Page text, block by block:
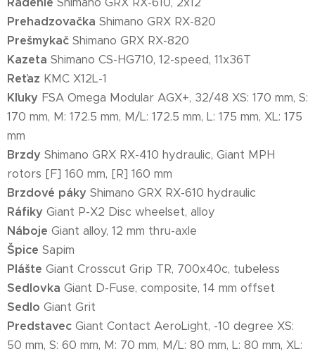
Prehadzovačka Shimano GRX RX-820
Prešmykač Shimano GRX RX-820
Kazeta Shimano CS-HG710, 12-speed, 11x36T
Reťaz KMC X12L-1
Kľuky FSA Omega Modular AGX+, 32/48 XS: 170 mm, S:
170 mm, M: 172.5 mm, M/L: 172.5 mm, L: 175 mm, XL: 175
mm
Brzdy Shimano GRX RX-410 hydraulic, Giant MPH
rotors [F] 160 mm, [R] 160 mm
Brzdové páky Shimano GRX RX-610 hydraulic
Ráfiky Giant P-X2 Disc wheelset, alloy
Náboje Giant alloy, 12 mm thru-axle
Špice Sapim
Plášte Giant Crosscut Grip TR, 700x40c, tubeless
Sedlovka Giant D-Fuse, composite, 14 mm offset
Sedlo Giant Grit
Predstavec Giant Contact AeroLight, -10 degree XS:
50 mm, S: 60 mm, M: 70 mm, M/L: 80 mm, L: 80 mm, XL: